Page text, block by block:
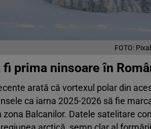
FOTO:
fi prima ninsoare în
arată că vortexul polar din
ca iarna 2025-2026 să fie
zona Balcanilor. Datele satelitare